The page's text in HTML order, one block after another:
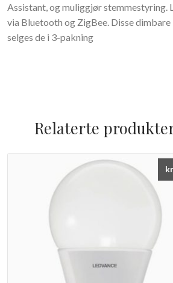
Assistant, og muliggjør stemmestyring.
via Bluetooth og ZigBee. Disse
selges de i 3-pakning
Relaterte
kr